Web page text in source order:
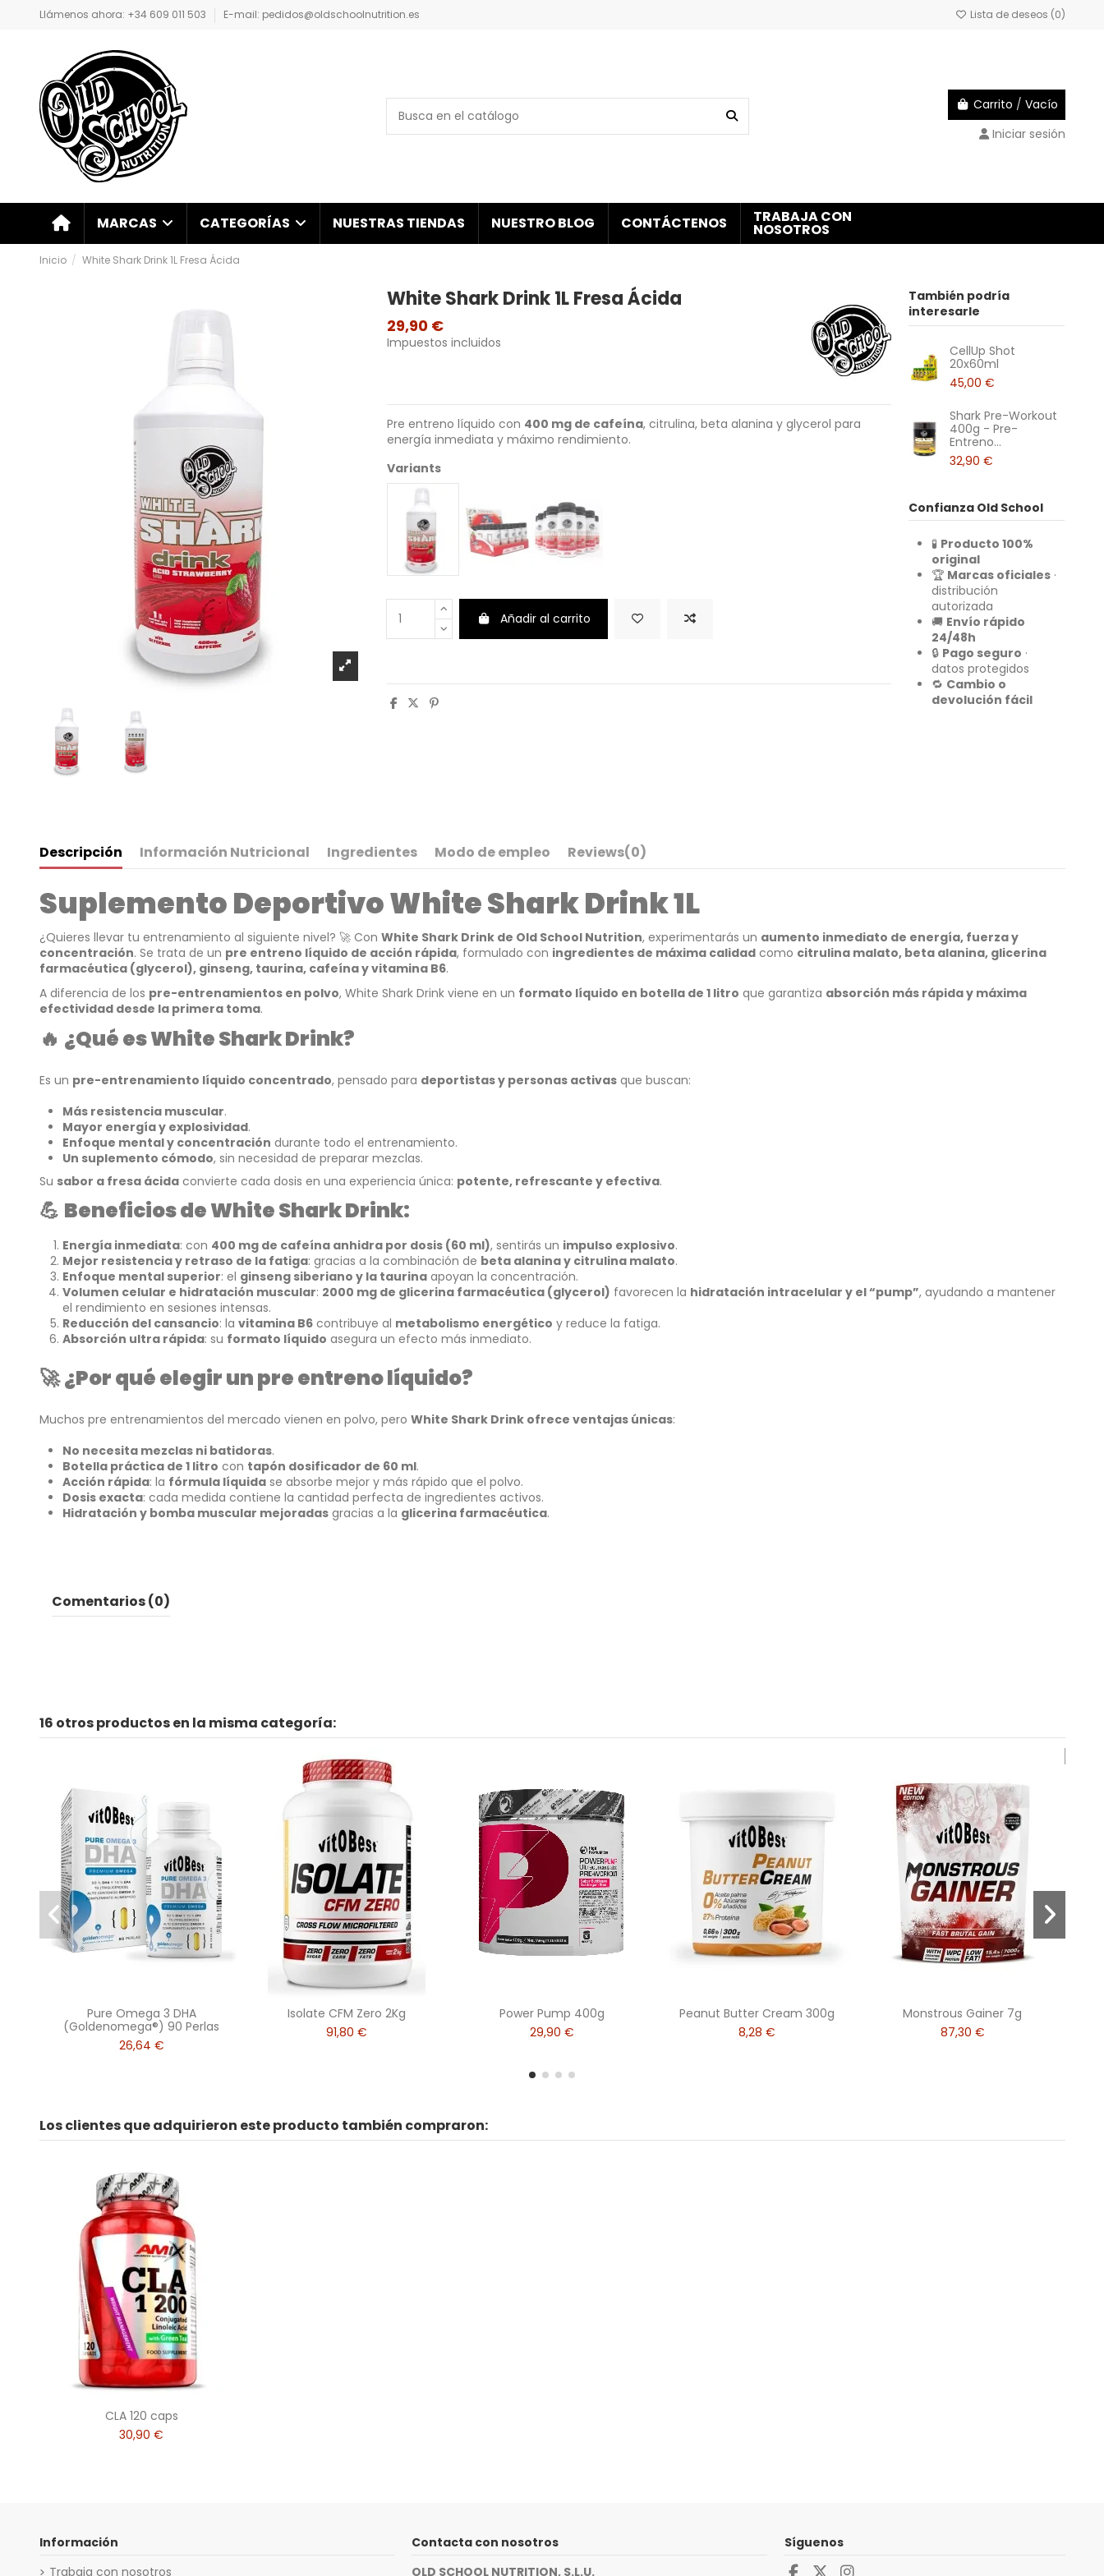
Llámenos ahora: +34 609 011 503 E-mail: pedidos@oldschoolnutrition.es Lista de deseos (0)
Carrito / Vacío
Iniciar sesión
MARCAS CATEGORÍAS NUESTRAS TIENDAS NUESTRO BLOG CONTÁCTENOS TRABAJA CON
NOSOTROS
Inicio White Shark Drink 1L Fresa Ácida
White Shark Drink 1L Fresa Ácida
29,90 €
Impuestos incluidos
Pre entreno líquido con 400 mg de cafeína, citrulina, beta alanina y glycerol para
energía inmediata y máximo rendimiento.
Variants
Añadir al carrito
También podría
interesarle
CellUp Shot
20x60ml
45,00 €
Shark Pre-Workout
400g - Pre-
Entreno...
32,90 €
Confianza Old School
🧪 Producto 100%
original
🏆 Marcas oficiales·
distribución
autorizada
🚚 Envío rápido
24/48h
🔒 Pago seguro ·
datos protegidos
🔁 Cambio o
devolución fácil
Descripción Información Nutricional Ingredientes Modo de empleo Reviews(0)
Suplemento Deportivo White Shark Drink 1L
¿Quieres llevar tu entrenamiento al siguiente nivel? 🚀 Con White Shark Drink de Old School Nutrition, experimentarás un aumento inmediato de energía, fuerza y
concentración. Se trata de un pre entreno líquido de acción rápida, formulado con ingredientes de máxima calidadcomo citrulina malato, beta alanina, glicerina
farmacéutica (glycerol), ginseng, taurina, cafeína y vitamina B6.
A diferencia de los pre-entrenamientos en polvo, White Shark Drink viene en un formato líquido en botella de 1 litro que garantiza absorción más rápida y máxima
efectividad desde la primera toma.
🔥 ¿Qué es White Shark Drink?
Es un pre-entrenamiento líquido concentrado, pensado para deportistas y personas activasque buscan:
Más resistencia muscular.
Mayor energía y explosividad.
Enfoque mental y concentración durante todo el entrenamiento.
Un suplemento cómodo, sin necesidad de preparar mezclas.
Su sabor a fresa ácidaconvierte cada dosis en una experiencia única: potente, refrescante y efectiva.
💪 Beneficios de White Shark Drink:
Energía inmediata: con 400 mg de cafeína anhidra por dosis (60 ml), sentirás un impulso explosivo.
Mejor resistencia y retraso de la fatiga: gracias a la combinación de beta alanina y citrulina malato.
Enfoque mental superior: el ginseng siberiano y la taurinaapoyan la concentración.
Volumen celular e hidratación muscular: 2000 mg de glicerina farmacéutica (glycerol) favorecen la hidratación intracelular y el “pump”, ayudando a mantener
el rendimiento en sesiones intensas.
Reducción del cansancio: la vitamina B6contribuye al metabolismo energético y reduce la fatiga.
Absorción ultra rápida: su formato líquido asegura un efecto más inmediato.
🚀¿Por qué elegir un pre entreno líquido?
Muchos pre entrenamientos del mercado vienen en polvo, pero White Shark Drink ofrece ventajas únicas:
No necesita mezclas ni batidoras.
Botella práctica de 1 litro con tapón dosificador de 60 ml.
Acción rápida: la fórmula líquidase absorbe mejor y más rápido que el polvo.
Dosis exacta: cada medida contiene la cantidad perfecta de ingredientes activos.
Hidratación y bomba muscular mejoradasgracias a la glicerina farmacéutica.
Comentarios (0)
16 otros productos en la misma categoría:
Pure Omega 3 DHA
(Goldenomega®) 90 Perlas
26,64 €
Isolate CFM Zero 2Kg
91,80 €
Power Pump 400g
29,90 €
Peanut Butter Cream 300g
8,28 €
Monstrous Gainer 7g
87,30 €
Los clientes que adquirieron este producto también compraron:
CLA 120 caps
30,90 €
Información
Trabaja con nosotros
Contacta con nosotros
OLD SCHOOL NUTRITION, S.L.U.
Síguenos